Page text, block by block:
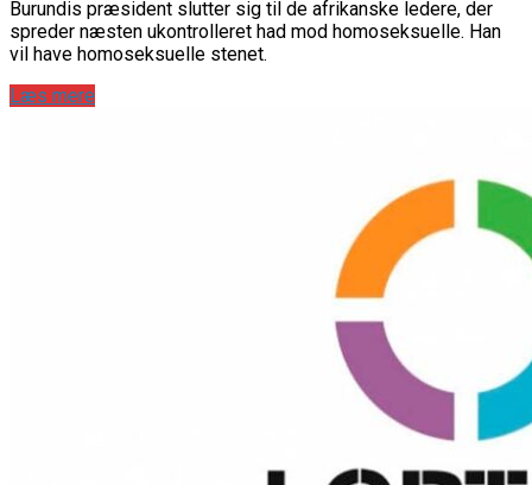
Burundis præsident slutter sig til de afrikanske ledere, der
spreder næsten ukontrolleret had mod homoseksuelle. Han
vil have homoseksuelle stenet.
Læs mere